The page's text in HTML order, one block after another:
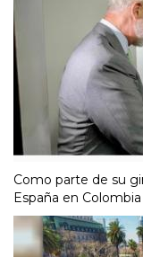
Como parte de su
España en Colombia